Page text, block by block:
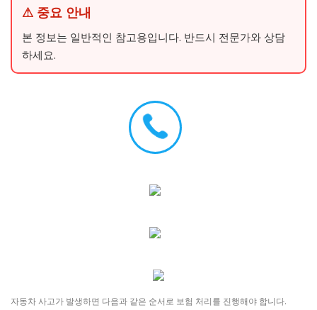
⚠ 중요 안내
본 정보는 일반적인 참고용입니다. 반드시 전문가와 상담
하세요.
자동차 사고가 발생하면 다음과 같은 순서로 보험 처리를 진행해야 합니다.